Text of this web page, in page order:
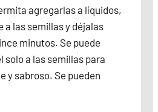
agregarlas a líquidos,
a las semillas y déjalas
minutos. Se puede
solo a las semillas para
y sabroso. Se pueden